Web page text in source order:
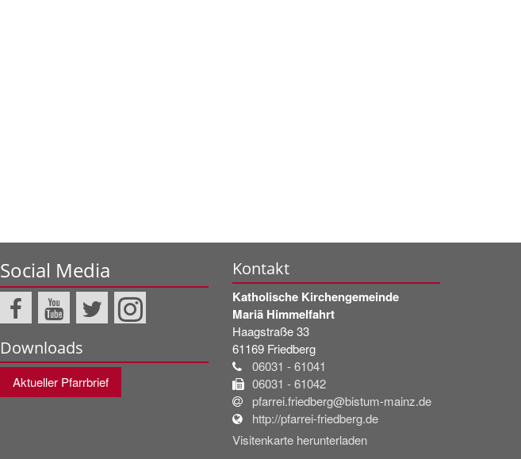
Social Media
Downloads
Aktueller Pfarrbrief
Kontakt
Katholische Kirchengemeinde
Mariä Himmelfahrt
Haagstraße 33
61169 Friedberg
06031 - 61041
06031 - 61042
pfarrei.friedberg@bistum-mainz.de
http://pfarrei-friedberg.de
Visitenkarte herunterladen